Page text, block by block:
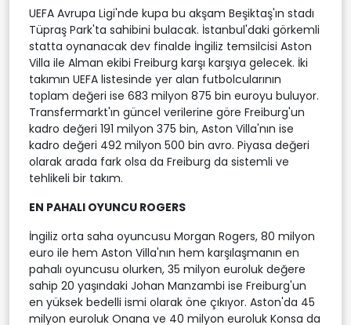
UEFA Avrupa Ligi'nde kupa bu akşam Beşiktaş'ın stadı
Tüpraş Park'ta sahibini bulacak. İstanbul'daki görkemli
statta oynanacak dev finalde İngiliz temsilcisi Aston
Villa ile Alman ekibi Freiburg karşı karşıya gelecek. İki
takımın UEFA listesinde yer alan futbolcularının
toplam değeri ise 683 milyon 875 bin euroyu buluyor.
Transfermarkt'ın güncel verilerine göre Freiburg'un
kadro değeri 191 milyon 375 bin, Aston Villa'nın ise
kadro değeri 492 milyon 500 bin avro. Piyasa değeri
olarak arada fark olsa da Freiburg da sistemli ve
tehlikeli bir takım.
EN PAHALI OYUNCU ROGERS
İngiliz orta saha oyuncusu Morgan Rogers, 80 milyon
euro ile hem Aston Villa'nın hem karşılaşmanın en
pahalı oyuncusu olurken, 35 milyon euroluk değere
sahip 20 yaşındaki Johan Manzambi ise Freiburg'un
en yüksek bedelli ismi olarak öne çıkıyor. Aston'da 45
milyon euroluk Onana ve 40 milyon euroluk Konsa da